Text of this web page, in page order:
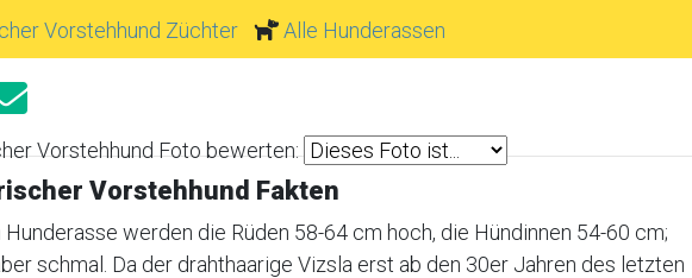
Vorstehhund Züchter
Alle Hunderassen
Vorstehhund Foto bewerten:
Vorstehhund Fakten
werden die Rüden 58-64 cm hoch, die Hündinnen 54-60 cm;
schmal. Da der drahthaarige Vizsla erst ab den 30er Jahren des letzten